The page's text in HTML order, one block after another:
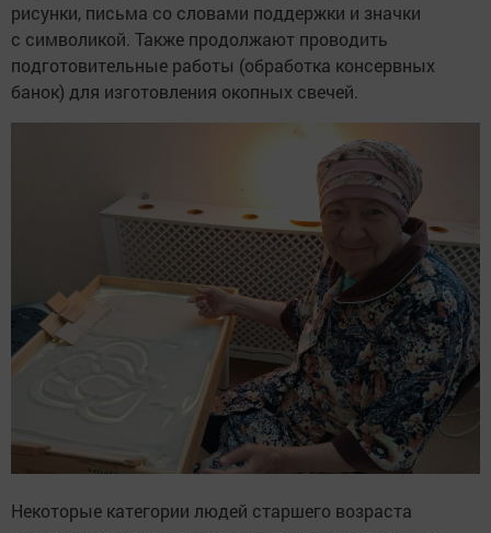
рисунки, письма со словами поддержки и значки
с символикой. Также продолжают проводить
подготовительные работы (обработка консервных
банок) для изготовления окопных свечей.
Некоторые категории людей старшего возраста